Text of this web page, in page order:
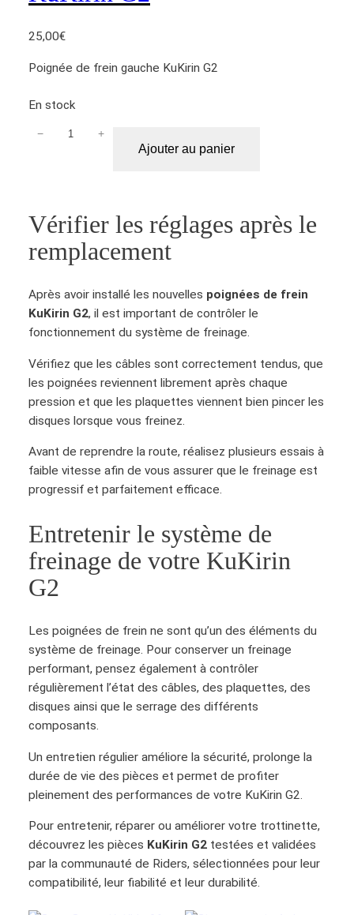
i
d
r
i
i
i
G
2
25,00€
Poignée de frein gauche KuKirin G2
En stock
t
d
e
P
i
g
n
é
d
e
f
e
n
g
u
c
h
e
K
u
i
r
i
n
G
− +
Ajouter au panier
Vérifier les réglages après le
remplacement
Après avoir installé les nouvelles poignées de frein
KuKirin G2, il est important de contrôler le
fonctionnement du système de freinage.
Vérifiez que les câbles sont correctement tendus, que
les poignées reviennent librement après chaque
pression et que les plaquettes viennent bien pincer les
disques lorsque vous freinez.
Avant de reprendre la route, réalisez plusieurs essais à
faible vitesse afin de vous assurer que le freinage est
progressif et parfaitement efficace.
Entretenir le système de
freinage de votre KuKirin
G2
Les poignées de frein ne sont qu’un des éléments du
système de freinage. Pour conserver un freinage
performant, pensez également à contrôler
régulièrement l’état des câbles, des plaquettes, des
disques ainsi que le serrage des différents
composants.
Un entretien régulier améliore la sécurité, prolonge la
durée de vie des pièces et permet de profiter
pleinement des performances de votre KuKirin G2.
Pour entretenir, réparer ou améliorer votre trottinette,
découvrez les pièces KuKirin G2 testées et validées
par la communauté de Riders, sélectionnées pour leur
compatibilité, leur fiabilité et leur durabilité.